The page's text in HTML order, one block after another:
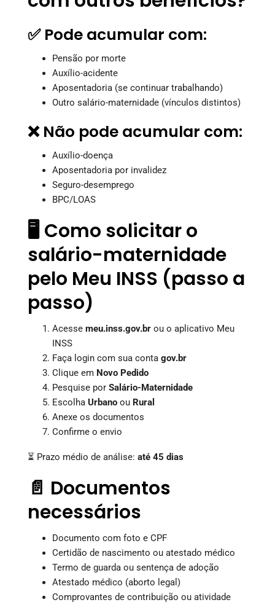
✅ Pode acumular com:
Pensão por morte
Auxílio-acidente
Aposentadoria (se continuar trabalhando)
Outro salário-maternidade (vínculos distintos)
❌ Não pode acumular com:
Auxílio-doença
Aposentadoria por invalidez
Seguro-desemprego
BPC/LOAS
🖥️ Como solicitar o
salário-maternidade
pelo Meu INSS (passo a
passo)
Acesse meu.inss.gov.br ou o aplicativo Meu
INSS
Faça login com sua conta gov.br
Clique em Novo Pedido
Pesquise por Salário-Maternidade
Escolha Urbano ou Rural
Anexe os documentos
Confirme o envio
⏳ Prazo médio de análise: até 45 dias
📄 Documentos
necessários
Documento com foto e CPF
Certidão de nascimento ou atestado médico
Termo de guarda ou sentença de adoção
Atestado médico (aborto legal)
Comprovantes de contribuição ou atividade